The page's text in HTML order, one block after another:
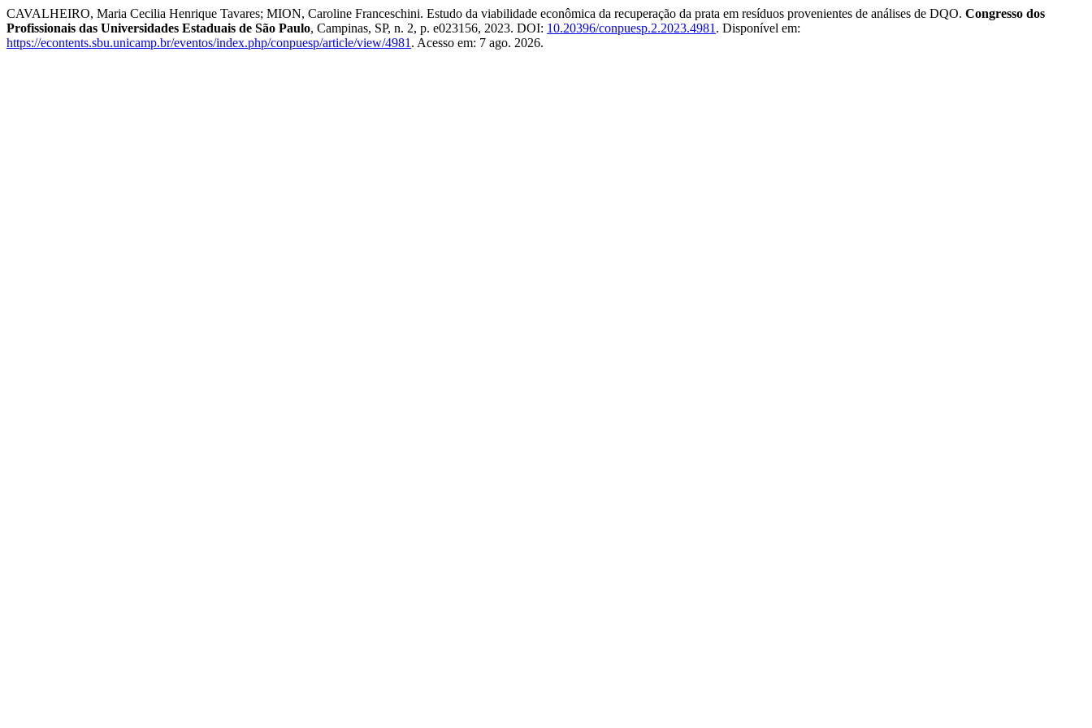
CAVALHEIRO, Maria Cecilia Henrique Tavares; MION, Caroline Franceschini. Estudo da viabilidade econômica da recuperação da prata em resíduos provenientes de análises de DQO. Congresso dos
Profissionais das Universidades Estaduais de São Paulo, Campinas, SP, n. 2, p. e023156, 2023. DOI: 10.20396/conpuesp.2.2023.4981 . Disponível em:
https://econtents.sbu.unicamp.br/eventos/index.php/conpuesp/article/view/4981 . Acesso em: 7 ago. 2026.